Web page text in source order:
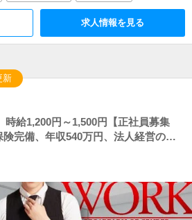
求人情報を見る
新
時給1,200円～1,500円【正社員募集
完備、年収540万円、法人経営の安
んか？